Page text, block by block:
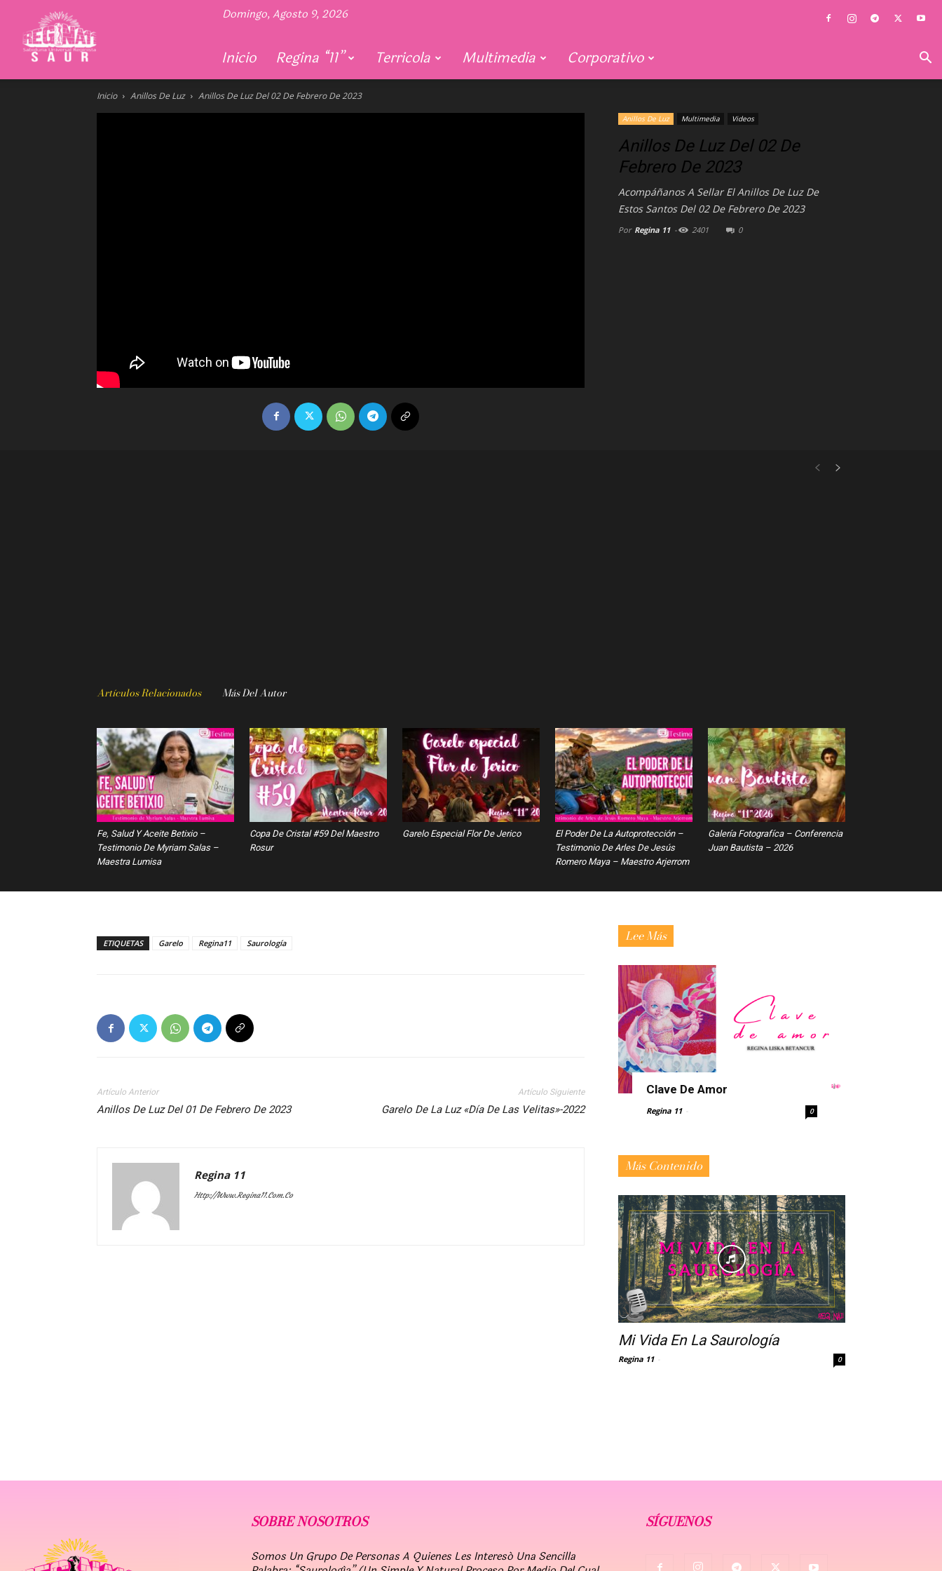
Domingo, Agosto 9, 2026
Inicio Regina “11” Terricola Multimedia Corporativo
Inicio Anillos De Luz Anillos De Luz Del 02 De Febrero De 2023
Anillos De Luz Multimedia Videos
Anillos De Luz Del 02 De
Febrero De 2023
Acompáñanos A Sellar El Anillos De Luz De
Estos Santos Del 02 De Febrero De 2023
Por Regina 11 - 2401 0
Artículos Relacionados Más Del Autor
Fe, Salud Y Aceite Betixio –
Testimonio De Myriam Salas –
Maestra Lumisa
Copa De Cristal #59 Del Maestro
Rosur
Garelo Especial Flor De Jerico
El Poder De La Autoprotección –
Testimonio De Arles De Jesús
Romero Maya – Maestro Arjerrom
Galería Fotografíca – Conferencia
Juan Bautista – 2026
ETIQUETAS Garelo Regina11 Saurología
Artículo Anterior
Anillos De Luz Del 01 De Febrero De 2023
Artículo Siguiente
Garelo De La Luz «Día De Las Velitas»-2022
Regina 11
Http://www.regina11.com.co
Lee Más
Clave De Amor
Regina 11 0
Más Contenido
Mi Vida En La Saurología
Regina 11 0
SOBRE NOSOTROS
Somos Un Grupo De Personas A Quienes Les Interesó Una Sencilla
SÍGUENOS